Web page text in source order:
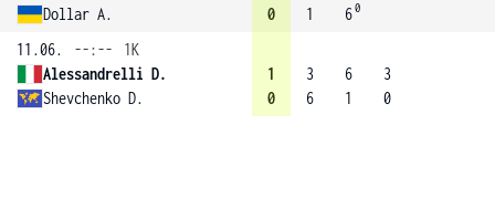
Dollar A.
0
1
60
11.06. --:--
1K
Alessandrelli D.
Shevchenko D.
1
0
3
6
6
1
3
0